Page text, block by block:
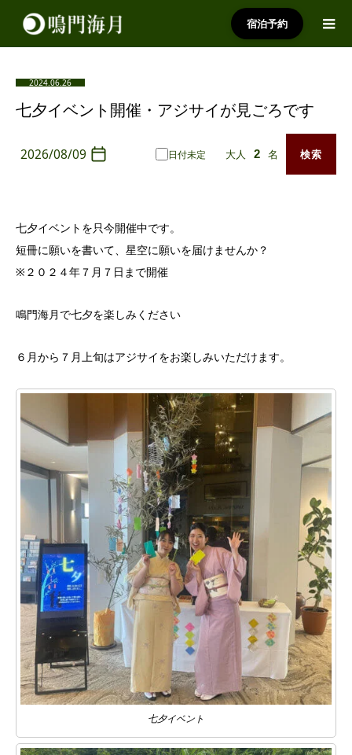
宿泊予約
2024.06.26
七夕イベント開催・アジサイが見ごろです
2026/08/09 日付未定 大人 名 検索
七夕イベントを只今開催中です。
短冊に願いを書いて、星空に願いを届けませんか？
※２０２４年７月７日まで開催
鳴門海月で七夕を楽しみください
６月から７月上旬はアジサイをお楽しみいただけます。
七夕イベント